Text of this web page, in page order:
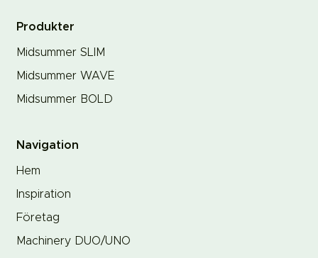
Produkter
Midsummer SLIM
Midsummer WAVE
Midsummer BOLD
Navigation
Hem
Inspiration
Företag
Machinery DUO/UNO